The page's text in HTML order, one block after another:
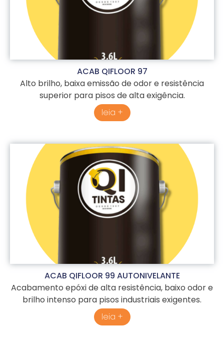
ACAB QIFLOOR 97
Alto brilho, baixa emissão de odor e resistência
superior para pisos de alta exigência.
leia +
ACAB QIFLOOR 99 AUTONIVELANTE
Acabamento epóxi de alta resistência, baixo odor e
brilho intenso para pisos industriais exigentes.
leia +